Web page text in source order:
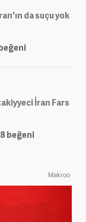
da suçu yok
İran Fars
8beğeni
Makroo